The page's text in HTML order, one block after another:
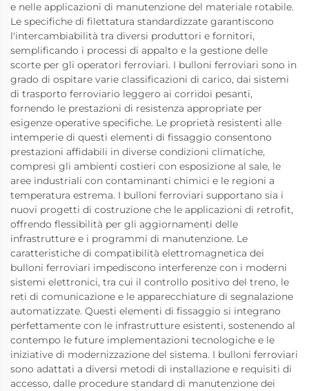
e nelle applicazioni di manutenzione del materiale rotabile.
Le specifiche di filettatura standardizzate garantiscono
l'intercambiabilità tra diversi produttori e fornitori,
semplificando i processi di appalto e la gestione delle
scorte per gli operatori ferroviari. I bulloni ferroviari sono in
grado di ospitare varie classificazioni di carico, dai sistemi
di trasporto ferroviario leggero ai corridoi pesanti,
fornendo le prestazioni di resistenza appropriate per
esigenze operative specifiche. Le proprietà resistenti alle
intemperie di questi elementi di fissaggio consentono
prestazioni affidabili in diverse condizioni climatiche,
compresi gli ambienti costieri con esposizione al sale, le
aree industriali con contaminanti chimici e le regioni a
temperatura estrema. I bulloni ferroviari supportano sia i
nuovi progetti di costruzione che le applicazioni di retrofit,
offrendo flessibilità per gli aggiornamenti delle
infrastrutture e i programmi di manutenzione. Le
caratteristiche di compatibilità elettromagnetica dei
bulloni ferroviari impediscono interferenze con i moderni
sistemi elettronici, tra cui il controllo positivo del treno, le
reti di comunicazione e le apparecchiature di segnalazione
automatizzate. Questi elementi di fissaggio si integrano
perfettamente con le infrastrutture esistenti, sostenendo al
contempo le future implementazioni tecnologiche e le
iniziative di modernizzazione del sistema. I bulloni ferroviari
sono adattati a diversi metodi di installazione e requisiti di
accesso, dalle procedure standard di manutenzione dei